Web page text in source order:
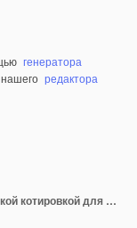
генератора
редактора
Png эстетические значки с туристической котировкой для простых футболк приключение всей жизни